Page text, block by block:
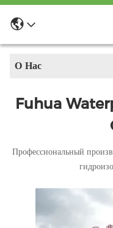
О Нас
Fuhua
Профессиональный